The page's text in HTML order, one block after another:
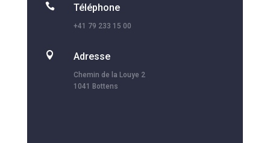
 Téléphone
+41 79 233 15 00
 Adresse
Chemin de la Louye 2
1041 Bottens